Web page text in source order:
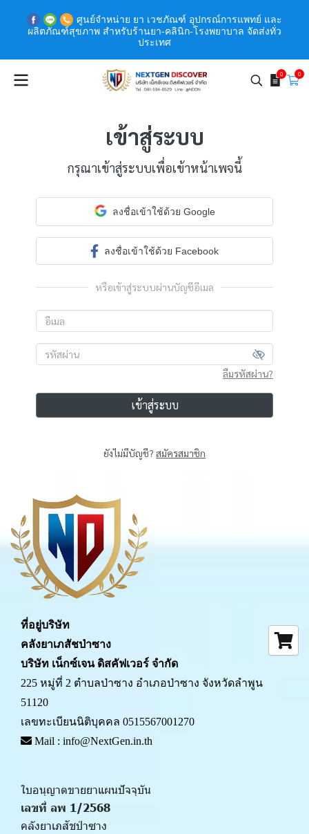
ศูนย์จำหน่าย ยา เวชภัณฑ์ อุปกรณ์การแพทย์ และ
ผลิตภัณฑ์สุขภาพ สำหรับร้านยา-คลินิก-โรงพยาบาล จัดส่งทั่ว
ประเทศ
0 0
เข้าสู่ระบบ
กรุณาเข้าสู่ระบบเพื่อเข้าหน้าเพจนี้
ลงชื่อเข้าใช้ด้วย Google
ลงชื่อเข้าใช้ด้วย Facebook
หรือเข้าสู่ระบบผ่านบัญชีอีเมล
ลืมรหัสผ่าน?
เข้าสู่ระบบ
ยังไม่มีบัญชี? สมัครสมาชิก
ที่อยู่บริษัท
คลังยาเภสัชป่าซาง
บริษัท เน็กซ์เจน ดิสคัฟเวอร์ จำกัด
225 หมู่ที่ 2 ตำบลป่าซาง อำเภอป่าซาง จังหวัดลำพูน
51120
เลขทะเบียนนิติบุคคล 0515567001270
Mail : info@NextGen.in.th
ใบอนุญาตขายยาแผนปัจจุบัน
เลขที่ ลพ 1/2568
คลังยาเภสัชป่าซาง